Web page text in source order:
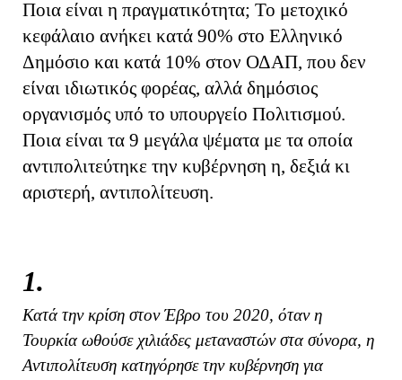
Ποια είναι η πραγματικότητα; Το μετοχικό
κεφάλαιο ανήκει κατά 90% στο Ελληνικό
Δημόσιο και κατά 10% στον ΟΔΑΠ, που δεν
είναι ιδιωτικός φορέας, αλλά δημόσιος
οργανισμός υπό το υπουργείο Πολιτισμού.
Ποια είναι τα 9 μεγάλα ψέματα με τα οποία
αντιπολιτεύτηκε την κυβέρνηση η, δεξιά κι
αριστερή, αντιπολίτευση.
1.
Κατά την κρίση στον Έβρο του 2020, όταν η
Τουρκία ωθούσε χιλιάδες μεταναστών στα σύνορα, η
Αντιπολίτευση κατηγόρησε την κυβέρνηση για